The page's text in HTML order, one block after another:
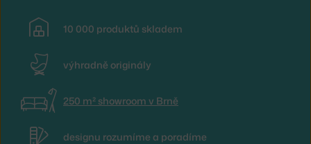
10 000 produktů skladem
výhradně originály
250 m² showroom v Brně
designu rozumíme a poradíme